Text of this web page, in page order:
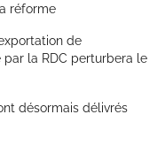
réforme
de
la RDC perturbera le
désormais délivrés